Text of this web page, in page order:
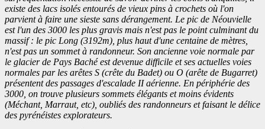
existe des lacs isolés entourés de vieux pins à crochets où l'on
parvient à faire une sieste sans dérangement. Le pic de Néouvielle
est l'un des 3000 les plus gravis mais n'est pas le point culminant du
massif : le pic Long (3192m), plus haut d'une centaine de mètres,
n'est pas un sommet à randonneur. Son ancienne voie normale par
le glacier de Pays Baché est devenue difficile et ses actuelles voies
normales par les arêtes S (crête du Badet) ou O (arête de Bugarret)
présentent des passages d'escalade II aérienne. En périphérie des
3000, on trouve plusieurs sommets élégants et moins évidents
(Méchant, Marraut, etc), oubliés des randonneurs et faisant le délice
des pyrénéistes explorateurs.